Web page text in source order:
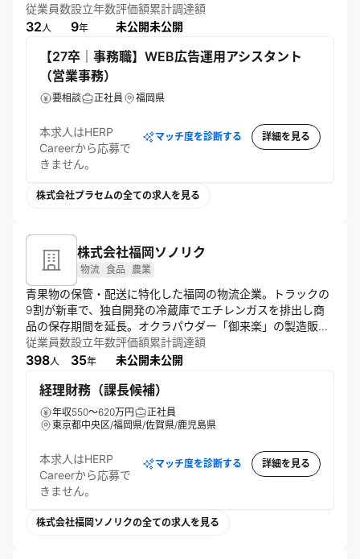
ナホーダイといった独自プロダクトを提供。新発想で社会貢
献性の高いサービス創造を目指し、Google Premier Partner
従業員数
32人
設立年数
9年
評価額
未公開
累計調達額
未公開
【27卒｜事務職】WEB広告運用アシスタント
（営業事務）
要相談 正社員 福岡県
本求人はHERP
Careerから応募で
きません。
マッチ度を診断する 詳細を見る
株式会社プラセムの全ての求人を見る
株式会社福岡ソノリク
物流 食品 農業
青果物の保管・配送に特化した福岡の物流企業。トラックの
9割が新車で、独自開発の冷蔵庫でエチレンガスを排出し商
品の保存期間を延長。オクラパウダー「御来楽」の製造販売
も手がけ、農家との連携を重視した事業展開を行う。徹底し
従業員数
398人
設立年数
35年
評価額
未公開
累計調達額
未公開
経理財務（課長候補）
年収550～620万円
正社員
東京都中央区/福岡県/佐賀県/鹿児島県
本求人はHERP
Careerから応募で
きません。
マッチ度を診断する 詳細を見る
株式会社福岡ソノリクの全ての求人を見る